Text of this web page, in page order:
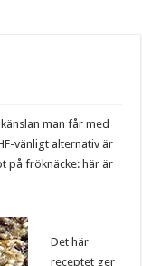
man får med
vänligt alternativ är
på fröknäcke: här är
Det här
receptet ger